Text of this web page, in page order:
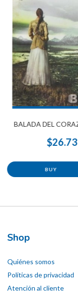
BALADA DEL
$26.73
Shop
Quiénes somos
Políticas de privacidad
Atención al cliente